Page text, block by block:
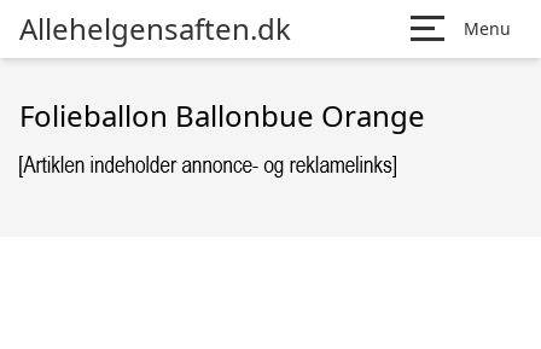
Allehelgensaften.dk Menu
Folieballon Ballonbue Orange